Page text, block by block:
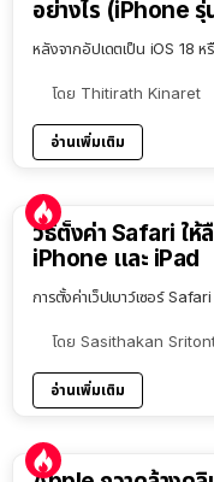
อย่างไร (iPhone
หลังจากอัปเดตเป็น iOS 18
โดย Thitirath Kinaret
อ่านเพิ่มเติม
วิธีตั้งค่า Safari ให้
iPhone และ iPad
การตั้งค่าเว็ปเบาว์เซอร์
โดย Sasithakan
อ่านเพิ่มเติม